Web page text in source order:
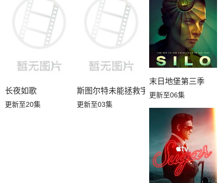
第01集
长夜如歌
更新至20集
斯图尔特未能拯救宇宙
更新至03集
末日地堡第三季
更新至06集